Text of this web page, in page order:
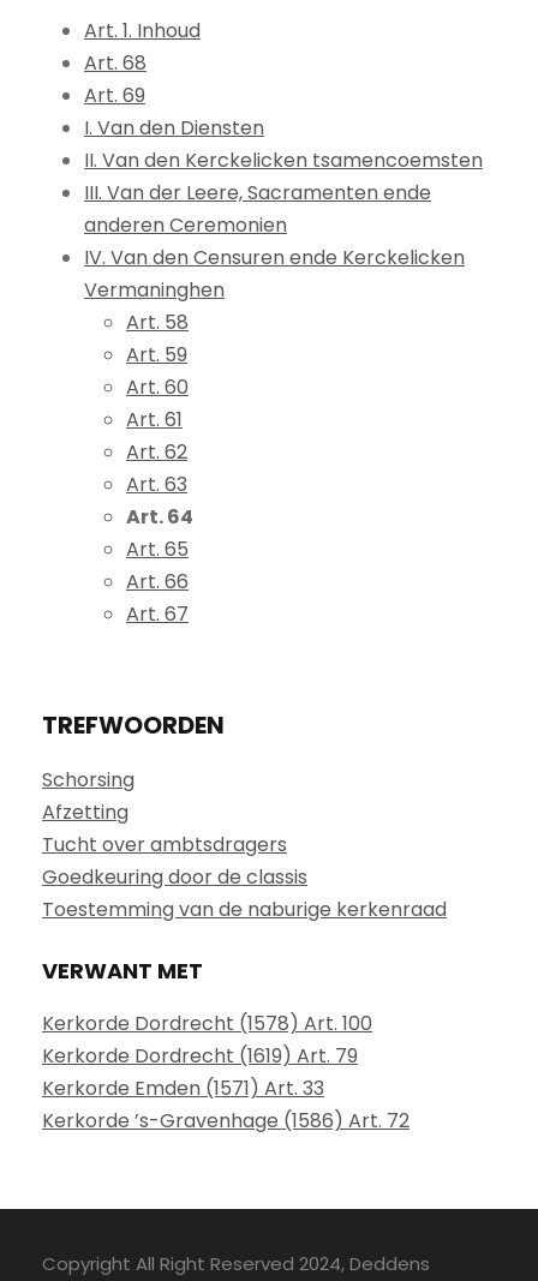
Art. 1. Inhoud
Art. 68
Art. 69
I. Van den Diensten
II. Van den Kerckelicken tsamencoemsten
III. Van der Leere, Sacramenten ende
anderen Ceremonien
IV. Van den Censuren ende Kerckelicken
Vermaninghen
Art. 58
Art. 59
Art. 60
Art. 61
Art. 62
Art. 63
Art. 64
Art. 65
Art. 66
Art. 67
TREFWOORDEN
Schorsing
Afzetting
Tucht over ambtsdragers
Goedkeuring door de classis
Toestemming van de naburige kerkenraad
VERWANT MET
Kerkorde Dordrecht (1578) Art. 100
Kerkorde Dordrecht (1619) Art. 79
Kerkorde Emden (1571) Art. 33
Kerkorde ’s-Gravenhage (1586) Art. 72
Copyright All Right Reserved 2024, Deddens